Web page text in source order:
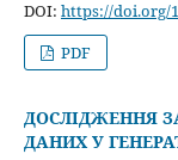
DOI: https://doi.org/
PDF
ДОСЛІДЖЕННЯ
ДАНИХ У